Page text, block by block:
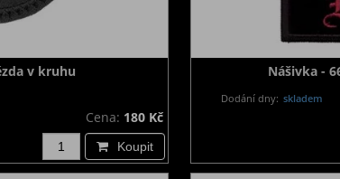
v kruhu
Cena: 180 Kč
Koupit
Nášivka -
Dodání dny: skladem